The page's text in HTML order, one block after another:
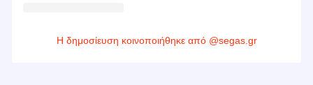
Η δημοσίευση κοινοποιήθηκε από @segas.gr